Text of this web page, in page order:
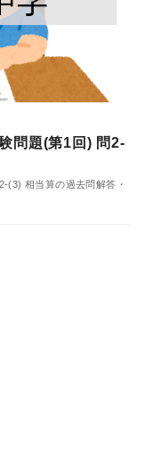
問題(第1回) 問2-
(3) 相当算の過去問解答・